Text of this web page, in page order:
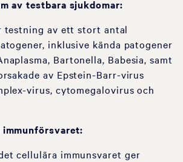
av testbara sjukdomar:
testning av ett stort antal
inklusive kända patogener
Bartonella, Babesia, samt
av Epstein-Barr-virus
virus, cytomegalovirus och
cellulära immunsvaret ger